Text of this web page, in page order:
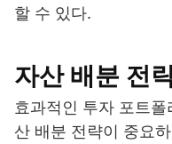
할 수 있다.
자산 배분 전
효과적인 투자 포트
산 배분 전략이 중요